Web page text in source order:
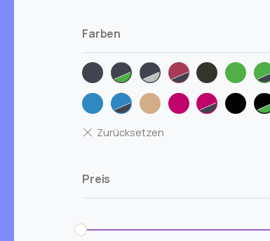
Farben
anthrazitanthrazit-
gruen
anthrazit-
silber
berry-
anthrazit
grau-
meliert
gruen
iceblueiceblue-
anthrazit
natur pink pink-
anthrazit
Preis